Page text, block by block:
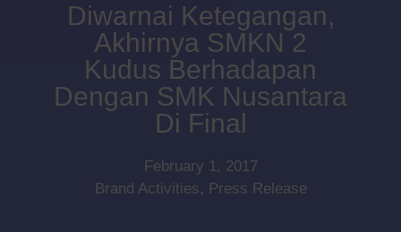
Diwarnai Ketegangan,
Akhirnya SMKN 2
Kudus Berhadapan
Dengan SMK Nusantara
Di Final
February 1, 2017
Brand Activities, Press Release